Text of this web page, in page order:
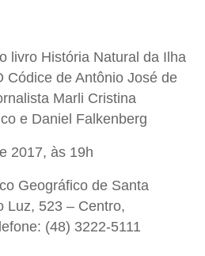
livro História Natural da Ilha
Códice de Antônio José de
Marli Cristina
e Daniel Falkenberg
2017, às 19h
Geográfico de Santa
Luz, 523 – Centro,
(48) 3222-5111